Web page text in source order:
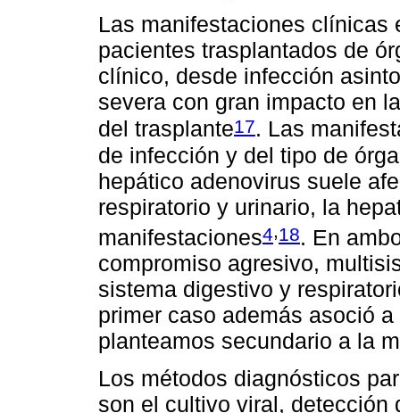
Las manifestaciones clínicas
pacientes trasplantados de
clínico, desde infección
severa con gran impacto en
del trasplante17. Las
de infección y del tipo de
hepático adenovirus suele
respiratorio y urinario, la
manifestaciones4 18. En
compromiso agresivo,
sistema digestivo y
primer caso además asoció
planteamos secundario a la
Los métodos diagnósticos
son el cultivo viral, detección